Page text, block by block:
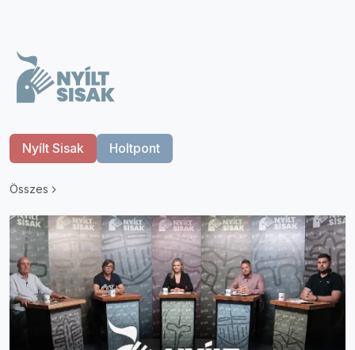
Nyílt Sisak Holtpont
Összes